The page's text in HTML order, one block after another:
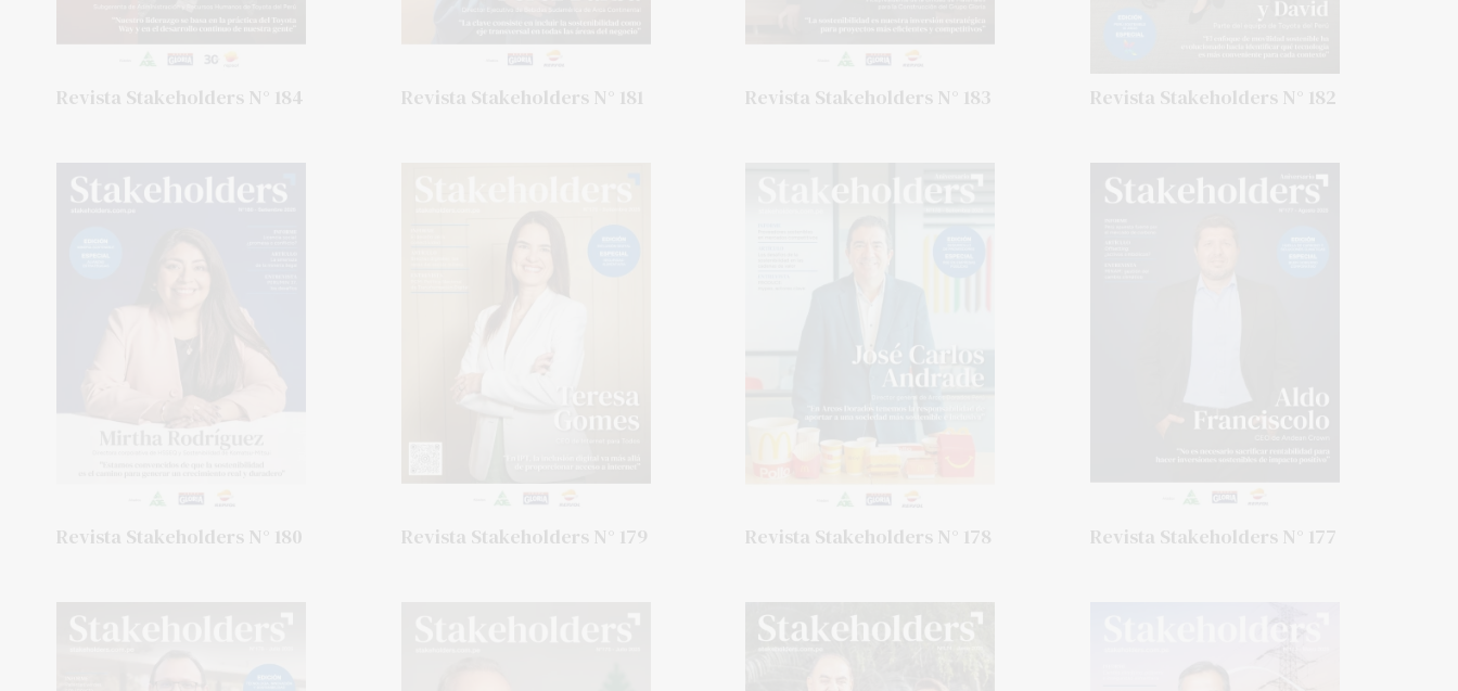
Revista Stakeholders N° 184 Revista Stakeholders N° 181 Revista Stakeholders N° 183 Revista Stakeholders N° 182
Revista Stakeholders N° 180 Revista Stakeholders N° 179 Revista Stakeholders N° 178 Revista Stakeholders N° 177